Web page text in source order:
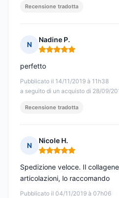
Recensione tradotta
N
Nadine P.
Nota: 5 su 5
Pubblicato il 14/11/2019 à 11h38
a seguito di un acquisto di 28/09/
perfetto
Recensione tradotta
N
Nicole H.
Nota: 5 su 5
Pubblicato il 04/11/2019 à 07h06
Spedizione veloce. Il
articolazioni, lo raccomando